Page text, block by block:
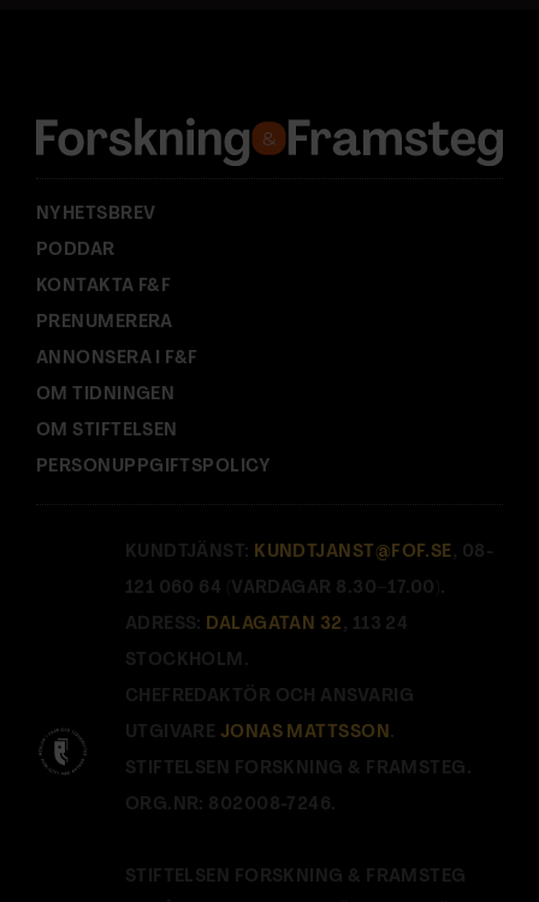
s
:
NYHETSBREV
PODDAR
KONTAKTA F&F
PRENUMERERA
ANNONSERA I F&F
OM TIDNINGEN
OM STIFTELSEN
PERSONUPPGIFTSPOLICY
KUNDTJÄNST: KUNDTJANST@FOF.SE , 08-
121 060 64 (VARDAGAR 8.30–17.00).
ADRESS: DALAGATAN 32 , 113 24
STOCKHOLM.
CHEFREDAKTÖR OCH ANSVARIG
UTGIVARE JONAS MATTSSON.
STIFTELSEN FORSKNING & FRAMSTEG.
ORG.NR: 802008-7246.
STIFTELSEN FORSKNING & FRAMSTEG